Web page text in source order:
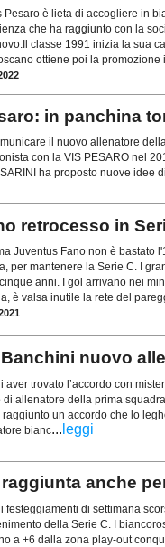
Pesaro è lieta di accogliere in
che ha raggiunto con la
classe 1991 inizia la sua
ottiene poi la promozione
in panchina
il nuovo allenatore
con la VIS PESARO nel
ha proposto nuove idee
retrocesso in
Juventus Fano non è bastato
per mantenere la Serie C. I
anni. I gol arrivano nei
è valsa inutile la rete del
nuovo
trovato l’accordo con
allenatore della prima
un accordo che lo
bianc... leggi
anche
festeggiamenti di settimana
della Serie C. I
a +6 dalla zona play-out